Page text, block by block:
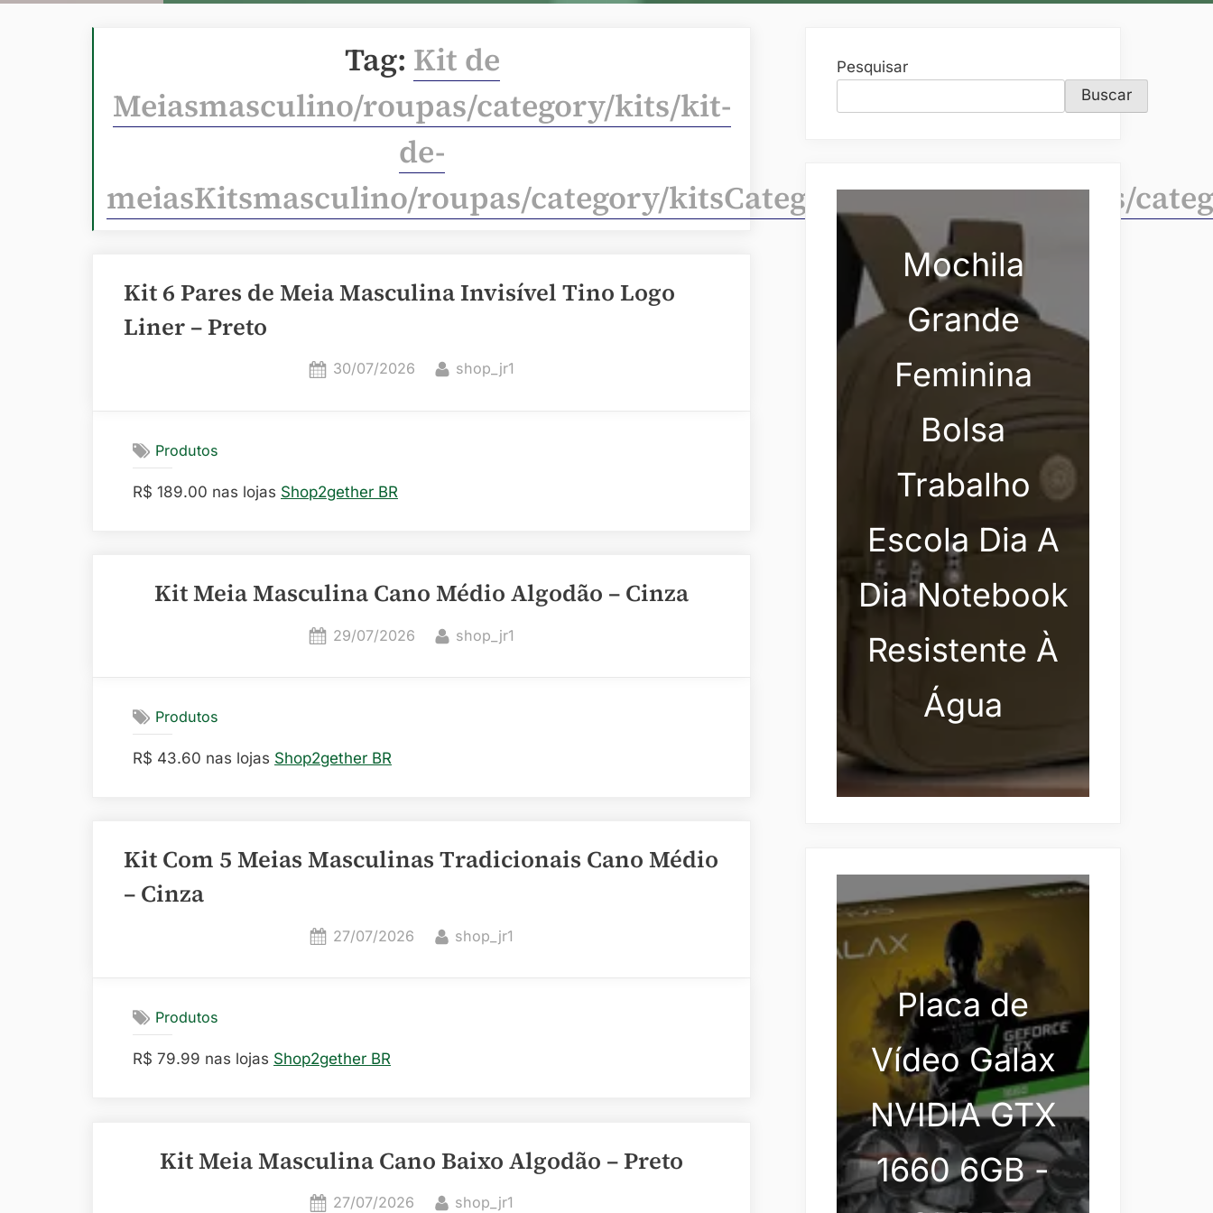
Tag: Kit de
Meiasmasculino/roupas/category/kits/kit-
de-
meiasKitsmasculino/roupas/category/kitsCategorymasculino/roupas/
Kit 6 Pares de Meia Masculina Invisível Tino Logo
Liner – Preto
Posted
30/07/2026 By
shop_jr1
Produtos
R$ 189.00 nas lojas Shop2gether BR
Kit Meia Masculina Cano Médio Algodão – Cinza
Posted
29/07/2026 By
shop_jr1
Produtos
R$ 43.60 nas lojas Shop2gether BR
Kit Com 5 Meias Masculinas Tradicionais Cano Médio
– Cinza
Posted
27/07/2026 By
shop_jr1
Produtos
R$ 79.99 nas lojas Shop2gether BR
Kit Meia Masculina Cano Baixo Algodão – Preto
Posted
27/07/2026 By
shop_jr1
Pesquisar
Buscar
Mochila
Grande
Feminina
Bolsa
Trabalho
Escola Dia A
Dia Notebook
Resistente À
Água
Placa de
Vídeo Galax
NVIDIA GTX
1660 6GB -